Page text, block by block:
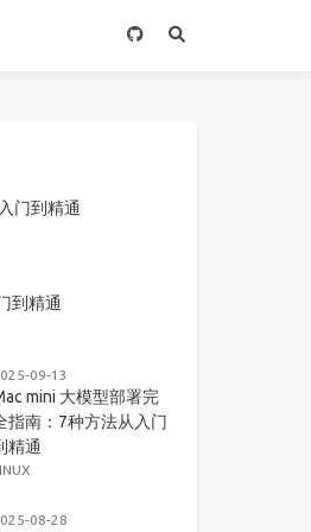
门到精通
到精通
09-13
mini 大模型部署完
指南：7种方法从入门
精通
08-28